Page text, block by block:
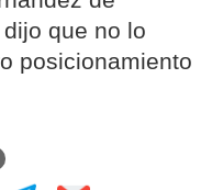
que no lo
posicionamiento